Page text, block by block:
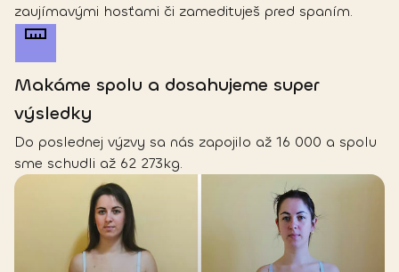
zaujímavými hosťami či zamedituješ pred spaním.
Makáme spolu a dosahujeme super
výsledky
Do poslednej výzvy sa nás zapojilo až 16 000 a spolu
sme schudli až 62 273kg.